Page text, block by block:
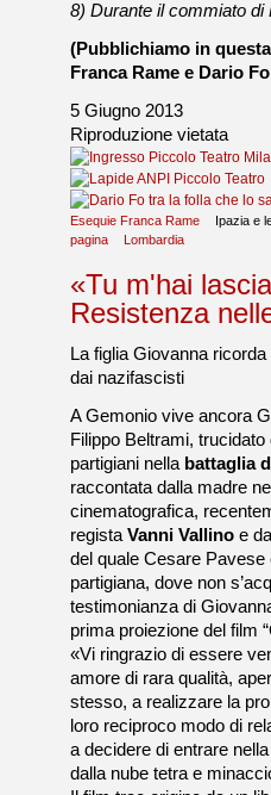
8) Durante il commiato di
(Pubblichiamo in
Franca Rame e Dario
5 Giugno 2013
Riproduzione vietata
Esequie Franca Rame Ipazia e
pagina
Lombardia
«Tu m'hai
Resistenza
La figlia Giovanna
dai nazifascisti
A Gemonio vive ancora
Filippo Beltrami,
partigiani nella battaglia
raccontata dalla madre
cinematografica,
regista Vanni Vallino e
del quale Cesare
partigiana, dove non
testimonianza di
prima proiezione del film
«Vi ringrazio di essere
amore di rara qualità,
stesso, a realizzare la
loro reciproco modo di
a decidere di entrare
dalla nube tetra e